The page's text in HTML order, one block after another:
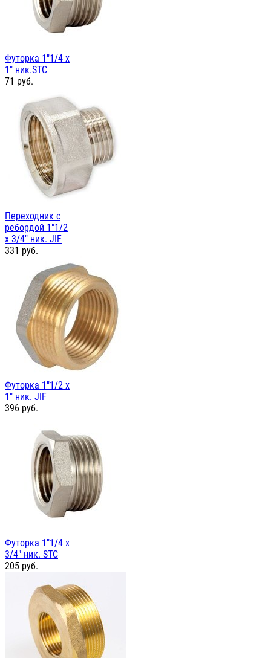
Футорка 1"1/4 х
1" ник.STC
71 руб.
Переходник с
ребордой 1"1/2
х 3/4" ник. JIF
331 руб.
Футорка 1"1/2 х
1" ник. JIF
396 руб.
Футорка 1"1/4 х
3/4" ник. STC
205 руб.